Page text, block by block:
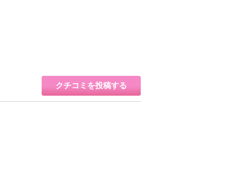
クチコミを投稿する